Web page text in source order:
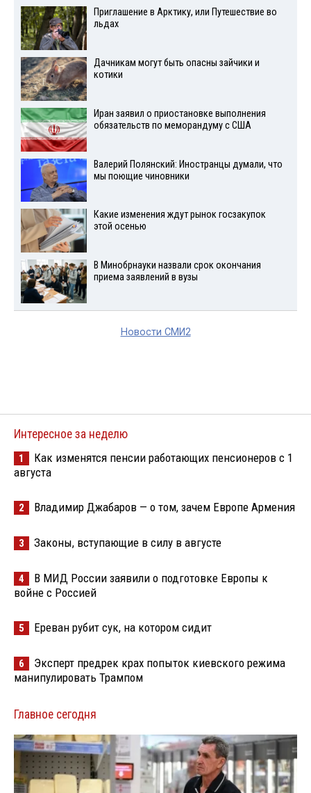
Приглашение в Арктику, или Путешествие во
льдах
Дачникам могут быть опасны зайчики и
котики
Иран заявил о приостановке выполнения
обязательств по меморандуму с США
Валерий Полянский: Иностранцы думали, что
мы поющие чиновники
Какие изменения ждут рынок госзакупок
этой осенью
В Минобрнауки назвали срок окончания
приема заявлений в вузы
Новости СМИ2
Интересное за неделю
1
Как изменятся пенсии работающих пенсионеров с 1
августа
2 Владимир Джабаров — о том, зачем Европе Армения
3 Законы, вступающие в силу в августе
4
В МИД России заявили о подготовке Европы к
войне с Россией
5 Ереван рубит сук, на котором сидит
6
Эксперт предрек крах попыток киевского режима
манипулировать Трампом
Главное сегодня